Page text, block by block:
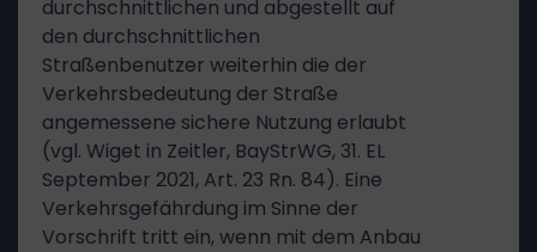
durchschnittlichen und abgestellt auf
den durchschnittlichen
Straßenbenutzer weiterhin die der
Verkehrsbedeutung der Straße
angemessene sichere Nutzung erlaubt
(vgl. Wiget in Zeitler, BayStrWG, 31. EL
September 2021, Art. 23 Rn. 84). Eine
Verkehrsgefährdung im Sinne der
Vorschrift tritt ein, wenn mit dem Anbau